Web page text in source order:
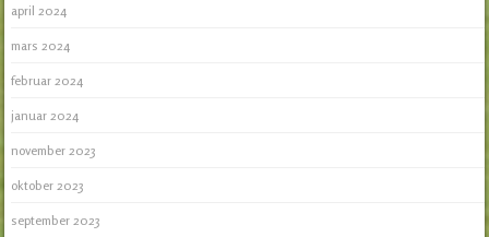
april 2024
mars 2024
februar 2024
januar 2024
november 2023
oktober 2023
september 2023